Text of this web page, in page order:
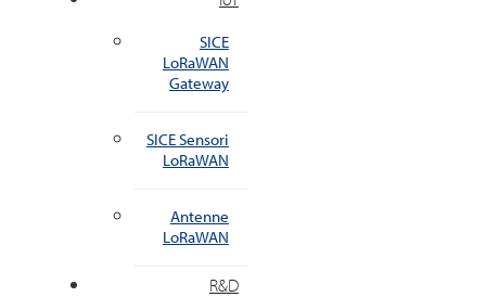
SICE
LoRaWAN
Gateway
SICE Sensori
LoRaWAN
Antenne
LoRaWAN
R&D